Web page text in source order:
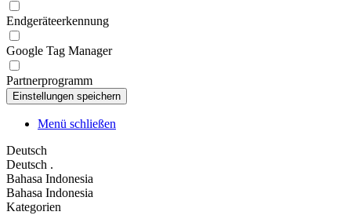
Endgeräteerkennung
Google Tag Manager
Partnerprogramm
Menü schließen
Deutsch
Deutsch .
Bahasa Indonesia
Bahasa Indonesia
Kategorien